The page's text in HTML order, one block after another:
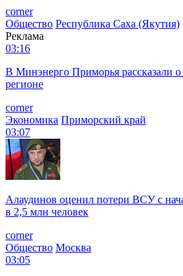
corner
Общество Республика Саха (Якутия)
Реклама
03:16
В Минэнерго Приморья рассказали
регионе
corner
Экономика Приморский край
03:07
Алаудинов оценил потери ВСУ с
в 2,5 млн человек
corner
Общество Москва
03:05